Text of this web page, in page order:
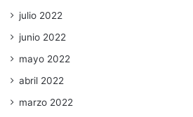
julio 2022
junio 2022
mayo 2022
abril 2022
marzo 2022